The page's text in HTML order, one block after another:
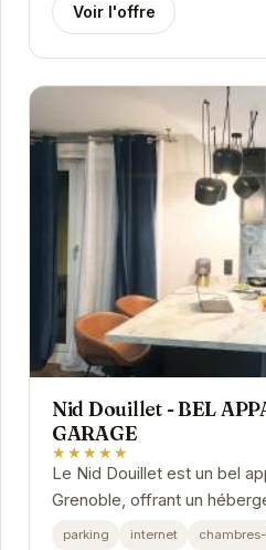
Voir l'offre
Nid Douillet - BEL
GARAGE
★★★★★
Le Nid Douillet est un bel
Grenoble, offrant un
bien équipé. Avec un
parking internet